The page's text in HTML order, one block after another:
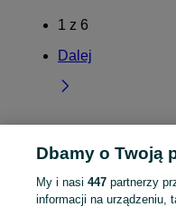
1 z 6
Dalej
Strona główna Lubelskie
KATEGORIA
Dbamy o Twoją
My i nasi 447partnerzy
informacji na urządzeniu,